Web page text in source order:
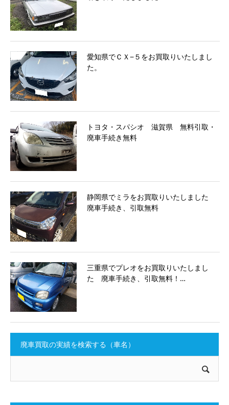
愛知県でＣＸ−５をお買取りいたしまし
た。
トヨタ・スパシオ 滋賀県 無料引取・
廃車手続き無料
静岡県でミラをお買取りいたしました
廃車手続き、引取無料
三重県でプレオをお買取りいたしまし
た 廃車手続き、引取無料！…
廃車買取の実績を検索する（車名）